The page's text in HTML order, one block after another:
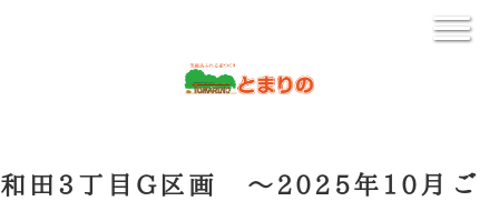
和田3丁目G区画 ～2025年10月ご